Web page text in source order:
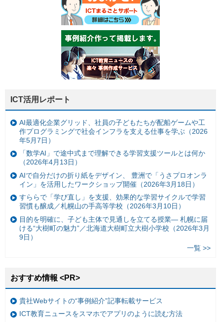
ICT活用レポート
AI最適化企業グリッド、社員の子どもたちが配船ゲームや工
作プログラミングで社会インフラを支える仕事を学ぶ（2026
年5月7日）
「数学AI」で途中式まで理解できる学習支援ツールとは何か
（2026年4月13日）
AIで自分だけの折り紙をデザイン、 豊洲で「うさプロオンラ
イン」を活用したワークショップ開催（2026年3月18日）
すららで「学び直し」を支援、効果的な学習サイクルで学習
習慣も醸成／札幌山の手高等学校（2026年3月10日）
目的を明確に、子ども主体で見通しを立てる授業— 札幌に届
ける“大樹町の魅力”／北海道大樹町立大樹小学校（2026年3月
9日）
一覧 >>
おすすめ情報 <PR>
貴社Webサイトの“事例紹介”記事転載サービス
ICT教育ニュースをスマホでアプリのように読む方法